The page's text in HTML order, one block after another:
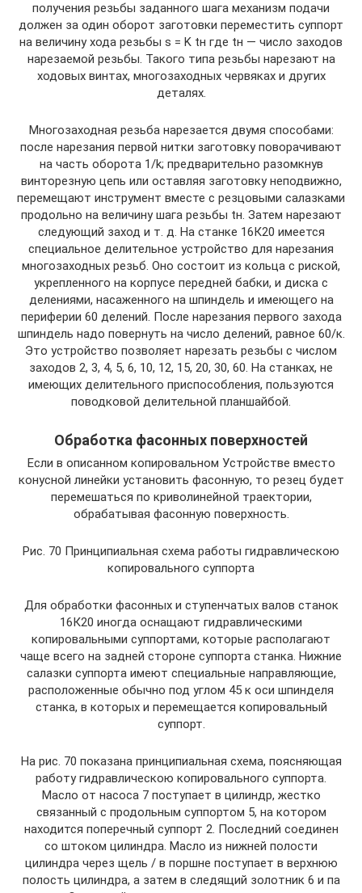
получения резьбы заданного шага механизм подачи
должен за один оборот заготовки переместить суппорт
на величину хода резьбы s = K tн где tн — число заходов
нарезаемой резьбы. Такого типа резьбы нарезают на
ходовых винтах, многозаходных червяках и других
деталях.
Многозаходная резьба нарезается двумя способами:
после нарезания первой нитки заготовку поворачивают
на часть оборота 1/k; предварительно разомкнув
винторезную цепь или оставляя заготовку неподвижно,
перемещают инструмент вместе с резцовыми салазками
продольно на величину шага резьбы tн. Затем нарезают
следующий заход и т. д. На станке 16К20 имеется
специальное делительное устройство для нарезания
многозаходных резьб. Оно состоит из кольца с риской,
укрепленного на корпусе передней бабки, и диска с
делениями, насаженного на шпиндель и имеющего на
периферии 60 делений. После нарезания первого захода
шпиндель надо повернуть на число делений, равное 60/к.
Это устройство позволяет нарезать резьбы с числом
заходов 2, 3, 4, 5, 6, 10, 12, 15, 20, 30, 60. На станках, не
имеющих делительного приспособления, пользуются
поводковой делительной планшайбой.
Обработка фасонных поверхностей
Если в описанном копировальном Устройстве вместо
конусной линейки установить фасонную, то резец будет
перемешаться по криволинейной траектории,
обрабатывая фасонную поверхность.
Рис. 70 Принципиальная схема работы гидравлическою
копировального суппорта
Для обработки фасонных и ступенчатых валов станок
16К20 иногда оснащают гидравлическими
копировальными суппортами, которые располагают
чаще всего на задней стороне суппорта станка. Нижние
салазки суппорта имеют специальные направляющие,
расположенные обычно под углом 45 к оси шпинделя
станка, в которых и перемещается копировальный
суппорт.
На рис. 70 показана принципиальная схема, поясняющая
работу гидравлическою копировального суппорта.
Масло от насоса 7 поступает в цилиндр, жестко
связанный с продольным суппортом 5, на котором
находится поперечный суппорт 2. Последний соединен
со штоком цилиндра. Масло из нижней полости
цилиндра через щель / в поршне поступает в верхнюю
полость цилиндра, а затем в следящий золотник 6 и па